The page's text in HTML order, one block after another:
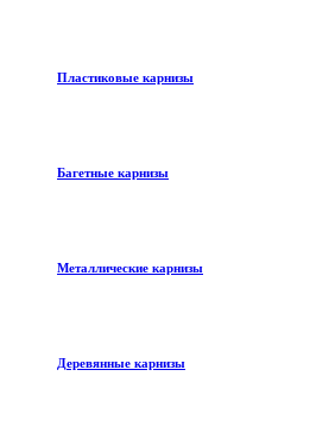
Пластиковые карнизы
Багетные карнизы
Металлические карнизы
Деревянные карнизы